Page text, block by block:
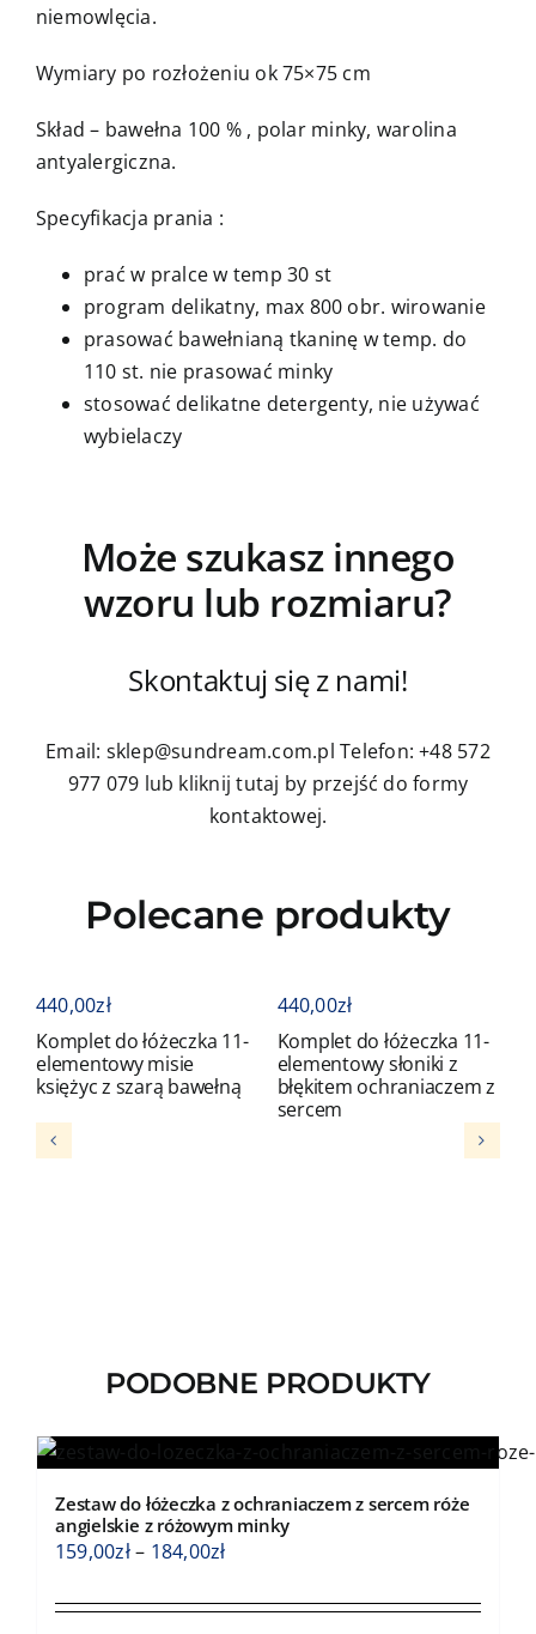
niemowlęcia.
Wymiary po rozłożeniu ok 75×75 cm
Skład – bawełna 100 % , polar minky, warolina
antyalergiczna.
Specyfikacja prania :
prać w pralce w temp 30 st
program delikatny, max 800 obr. wirowanie
prasować bawełnianą tkaninę w temp. do
110 st. nie prasować minky
stosować delikatne detergenty, nie używać
wybielaczy
Może szukasz innego
wzoru lub rozmiaru?
Skontaktuj się z nami!
Email: sklep@sundream.com.pl Telefon: +48 572
977 079 lub kliknij tutaj by przejść do formy
kontaktowej.
Polecane produkty
440,00zł
Komplet do łóżeczka 11-
elementowy misie
księżyc z szarą bawełną
440,00zł
Komplet do łóżeczka 11-
elementowy słoniki z
błękitem ochraniaczem z
sercem
PODOBNE PRODUKTY
Zestaw do łóżeczka z ochraniaczem z sercem róże
angielskie z różowym minky
159,00zł– 184,00złZakres
od